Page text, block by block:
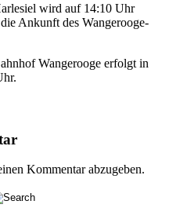
wird auf 14:10 Uhr
Ankunft des Wangerooge-
Wangerooge erfolgt in
Kommentar abzugeben.